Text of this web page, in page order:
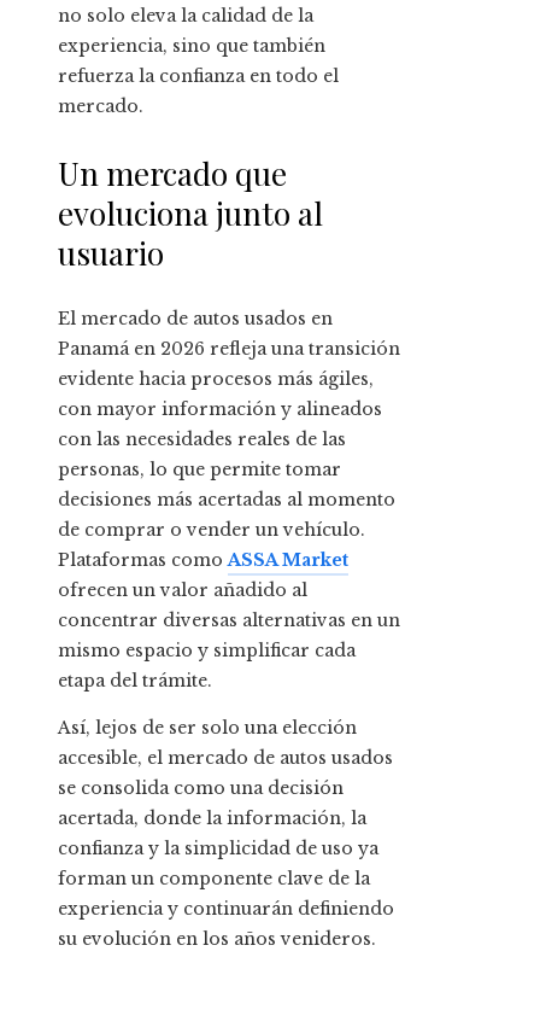
no solo eleva la calidad de la
experiencia, sino que también
refuerza la confianza en todo el
mercado.
Un mercado que
evoluciona junto al
usuario
El mercado de autos usados en
Panamá en 2026 refleja una transición
evidente hacia procesos más ágiles,
con mayor información y alineados
con las necesidades reales de las
personas, lo que permite tomar
decisiones más acertadas al momento
de comprar o vender un vehículo.
Plataformas comoASSA Market
ofrecen un valor añadido al
concentrar diversas alternativas en un
mismo espacio y simplificar cada
etapa del trámite.
Así, lejos de ser solo una elección
accesible, el mercado de autos usados
se consolida como una decisión
acertada, donde la información, la
confianza y la simplicidad de uso ya
forman un componente clave de la
experiencia y continuarán definiendo
su evolución en los años venideros.